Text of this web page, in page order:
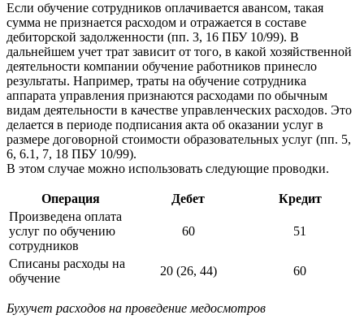
Если обучение сотрудников оплачивается авансом, такая
сумма не признается расходом и отражается в составе
дебиторской задолженности (пп. 3, 16 ПБУ 10/99). В
дальнейшем учет трат зависит от того, в какой хозяйственной
деятельности компании обучение работников принесло
результаты. Например, траты на обучение сотрудника
аппарата управления признаются расходами по обычным
видам деятельности в качестве управленческих расходов. Это
делается в периоде подписания акта об оказании услуг в
размере договорной стоимости образовательных услуг (пп. 5,
6, 6.1, 7, 18 ПБУ 10/99).
В этом случае можно использовать следующие проводки.
Операция Дебет
Кредит
Произведена оплата
услуг по обучению
сотрудников
60 51
Списаны расходы на
обучение
20 (26, 44) 60
Бухучет расходов на проведение медосмотров